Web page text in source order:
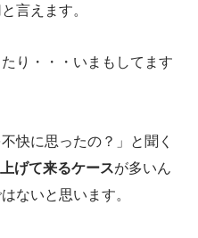
言えます。
り・・・いまもしてます
快に思ったの？」と聞く
げて来るケースが多いん
ないと思います。